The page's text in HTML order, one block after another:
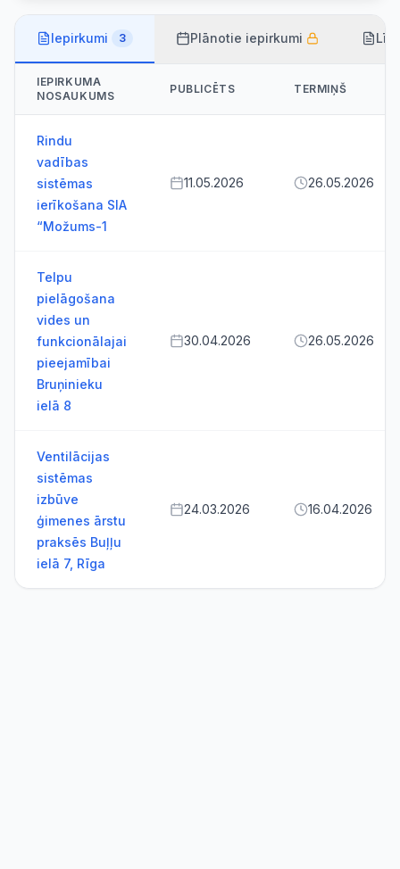
Iepirkumi 3 Plānotie iepirkumi
IEPIRKUMA
NOSAUKUMS
PUBLICĒTS TERMIŅŠ
Rindu
vadības
sistēmas
ierīkošana SIA
“Možums-1
11.05.2026 26.05.2026
Telpu
pielāgošana
vides un
funkcionālajai
pieejamībai
Bruņinieku
ielā 8
30.04.2026 26.05.2026
Ventilācijas
sistēmas
izbūve
ģimenes ārstu
praksēs Buļļu
ielā 7, Rīga
24.03.2026 16.04.2026